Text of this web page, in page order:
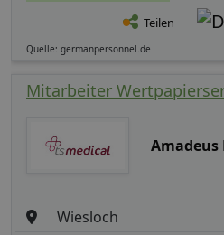
Teilen
Quelle: germanpersonnel.de
Mitarbeiter
Amadeus
Wiesloch